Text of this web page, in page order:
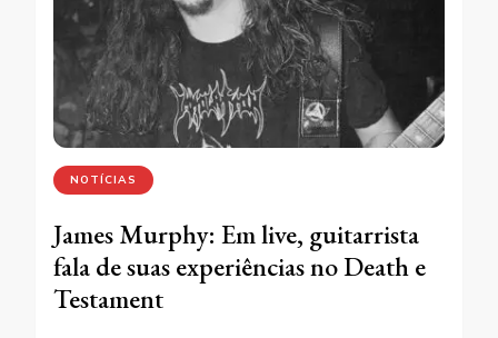
NOTÍCIAS
James Murphy: Em live, guitarrista
fala de suas experiências no Death e
Testament